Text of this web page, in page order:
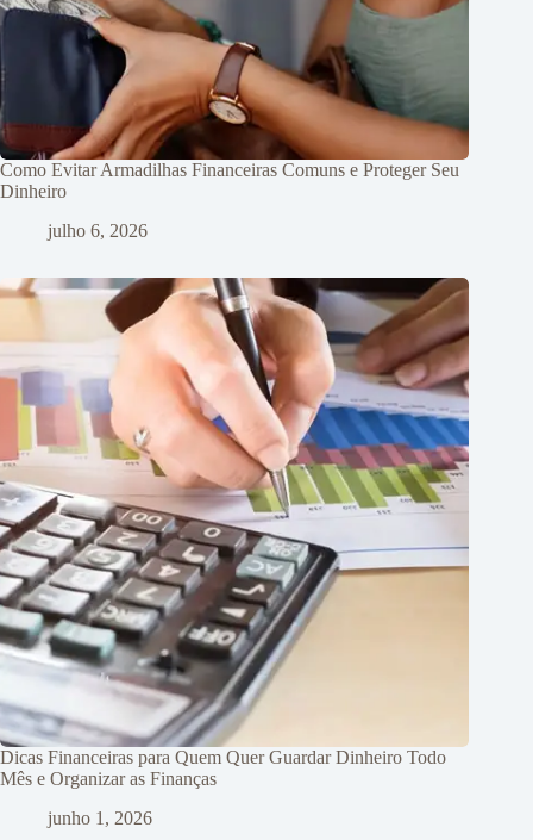
Como Evitar Armadilhas Financeiras Comuns e Proteger Seu
Dinheiro
julho 6, 2026
Dicas Financeiras para Quem Quer Guardar Dinheiro Todo
Mês e Organizar as Finanças
junho 1, 2026